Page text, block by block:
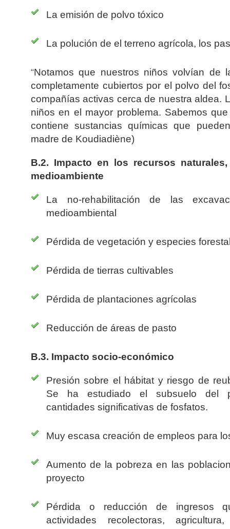
La emisión de polvo tóxico
La polución de el terreno agrícola, los
“Notamos que nuestros niños volvían de
completamente cubiertos por el polvo del
compañías activas cerca de nuestra aldea.
niños en el mayor problema. Sabemos
contiene sustancias químicas que
madre de Koudiadiène)
B.2. Impacto en los recursos
medioambiente
La no-rehabilitación de las
medioambiental
Pérdida de vegetación y especies
Pérdida de tierras cultivables
Pérdida de plantaciones agrícolas
Reducción de áreas de pasto
B.3. Impacto socio-económico
Presión sobre el hábitat y riesgo de
Se ha estudiado el subsuelo del
cantidades significativas de fosfatos.
Muy escasa creación de empleos para
Aumento de la pobreza en las
proyecto
Pérdida o reducción de ingresos
actividades recolectoras,